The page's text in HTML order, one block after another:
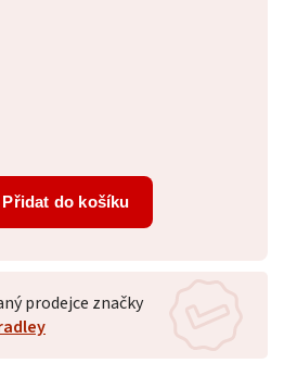
Přidat do košíku
prodejce značky